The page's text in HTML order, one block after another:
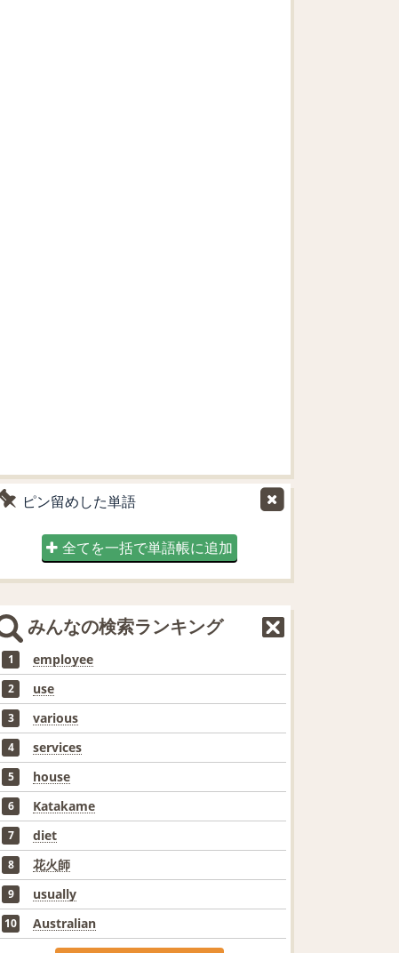
ピン留めした単語
全てを一括で単語帳に追加
みんなの検索ランキング
1 employee
2 use
3 various
4 services
5 house
6 Katakame
7 diet
8 花火師
9 usually
10 Australian